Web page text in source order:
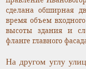
сделана обширная
время объем
высоты здания и
фланге главного
На другом углу